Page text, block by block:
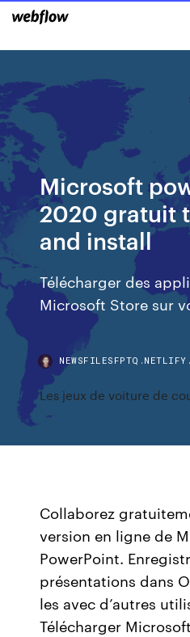
Microsoft
2020 gratuit
and install
Télécharger des
Microsoft Store sur
Les jeux de voiture de
Collaborez
version en ligne de
PowerPoint.
présentations dans
les avec d’autres
Télécharger